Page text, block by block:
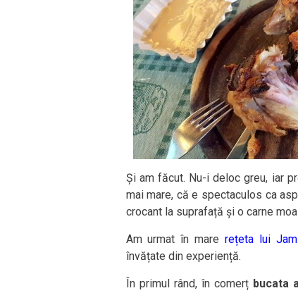
Și am făcut. Nu-i deloc greu, iar
mai mare, că e spectaculos ca
crocant la suprafață și o carne
Am urmat în mare rețeta lui
învățate din experiență.
În primul rând, în comerț bucata